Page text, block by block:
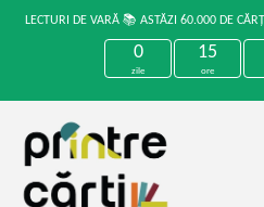
LECTURI DE VARĂ 📚 ASTĂZI 60.000 DE
0
zile
15
ore